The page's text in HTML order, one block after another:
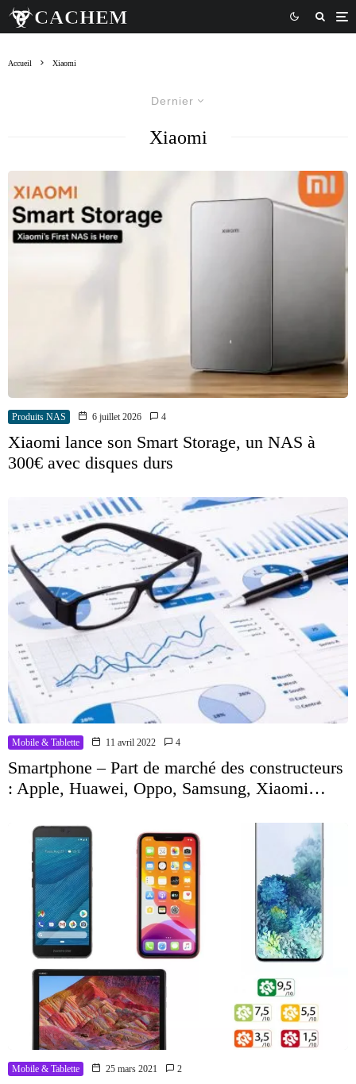
Accueil Xiaomi
Dernier
Xiaomi
Produits NAS 6 juillet 2026 4
Xiaomi lance son Smart Storage, un NAS à
300€ avec disques durs
Mobile & Tablette 11 avril 2022 4
Smartphone – Part de marché des constructeurs
: Apple, Huawei, Oppo, Samsung, Xiaomi…
Mobile & Tablette 25 mars 2021 2